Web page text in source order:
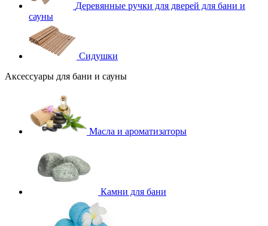
Деревянные ручки для дверей для бани и
сауны
Сидушки
Аксессуары для бани и сауны
Масла и ароматизаторы
Камни для бани